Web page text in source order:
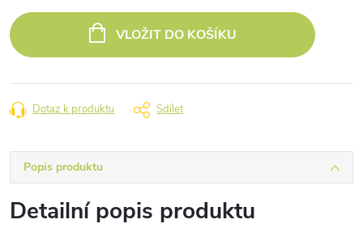
cena:
VLOŽIT DO KOŠÍKU
Dotaz k produktu Sdílet
Popis produktu
Detailní popis produktu